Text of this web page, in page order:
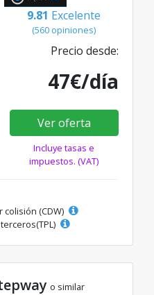
9.81 Excelente
(560 opiniones)
Precio desde:
47€/día
Ver oferta
Incluye tasas e
impuestos. (VAT)
(CDW)
o similar